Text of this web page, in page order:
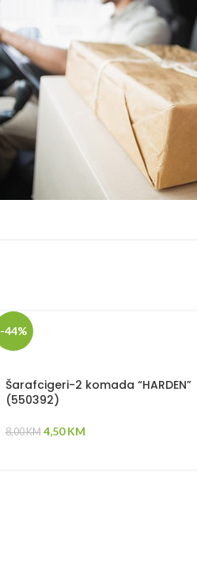
-44%
Šarafcigeri-2 komada “HARDEN”
(550392)
8,00KM 4,50KM